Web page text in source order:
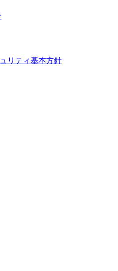
リティ基本方針